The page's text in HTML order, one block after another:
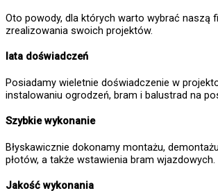
Oto powody, dla których warto wybrać naszą
zrealizowania swoich projektów.
lata doświadczeń
Posiadamy wieletnie doświadczenie w
instalowaniu ogrodzeń, bram i balustrad na
Szybkie wykonanie
Błyskawicznie dokonamy montażu,
płotów, a także wstawienia bram wjazdowych.
Jakość wykonania